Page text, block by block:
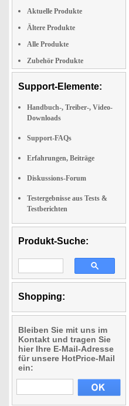
Aktuelle Produkte
Ältere Produkte
Alle Produkte
Zubehör Produkte
Support-Elemente:
Handbuch-, Treiber-, Video-
Downloads
Support-FAQs
Erfahrungen, Beiträge
Diskussions-Forum
Testergebnisse aus Tests &
Testberichten
Produkt-Suche:
Shopping:
Bleiben Sie mit uns im
Kontakt und tragen Sie
hier Ihre E-Mail-Adresse
für unsere HotPrice-Mail
ein: